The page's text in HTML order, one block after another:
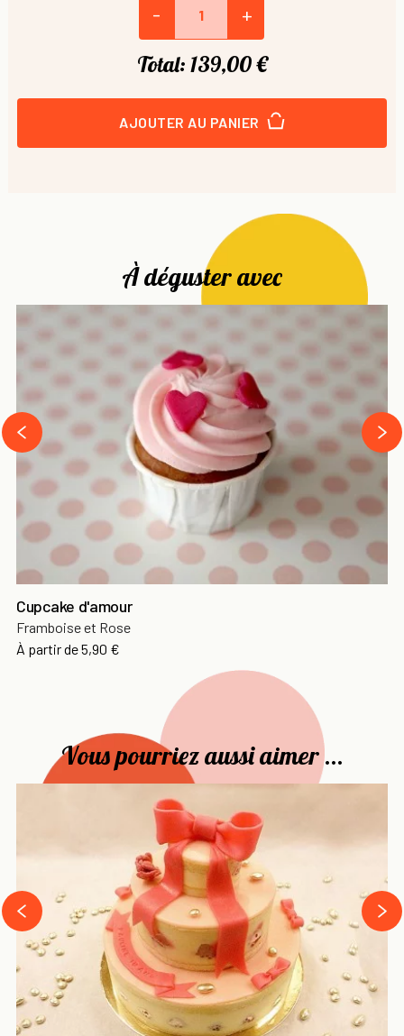
- +
Total: 139,00 €
AJOUTER AU PANIER
À déguster avec
Cupcake d'amour
Framboise et Rose
À partir dePrix
5,90 €
prev
next
Vous pourriez aussi aimer ...
‹
›